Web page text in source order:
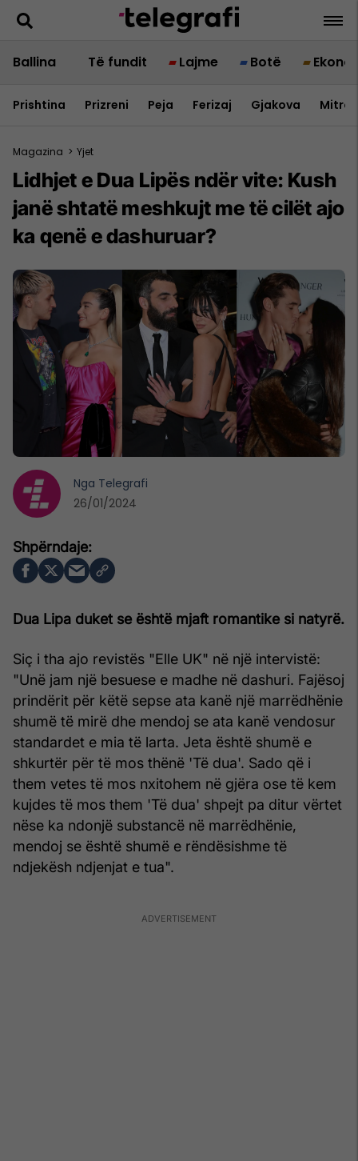
Ballina Të fundit Lajme Botë
Prishtina Prizreni Peja Ferizaj Gjakova
Magazina > Yjet
Lidhjet e Dua Lipës ndër vite: Kush
janë shtatë meshkujt me të cilët ajo
ka qenë e dashuruar?
Dua Lipa duket se është mjaft romantike si natyrë.
Siç i tha ajo revistës "Elle UK" në një intervistë:
"Unë jam një besuese e madhe në dashuri. Fajësoj
prindërit për këtë sepse ata kanë një marrëdhënie
shumë të mirë dhe mendoj se ata kanë vendosur
standardet e mia të larta. Jeta është shumë e
shkurtër për të mos thënë 'Të dua'. Sado që i
them vetes të mos nxitohem në gjëra ose të kem
kujdes të mos them 'Të dua' shpejt pa ditur vërtet
nëse ka ndonjë substancë në marrëdhënie,
mendoj se është shumë e rëndësishme të
ndjekësh ndjenjat e tua".
Nga Telegrafi
26/01/2024